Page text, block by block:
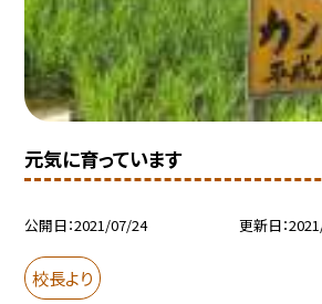
元気に育っています
公開日 2021/07/24 更新日
校長より